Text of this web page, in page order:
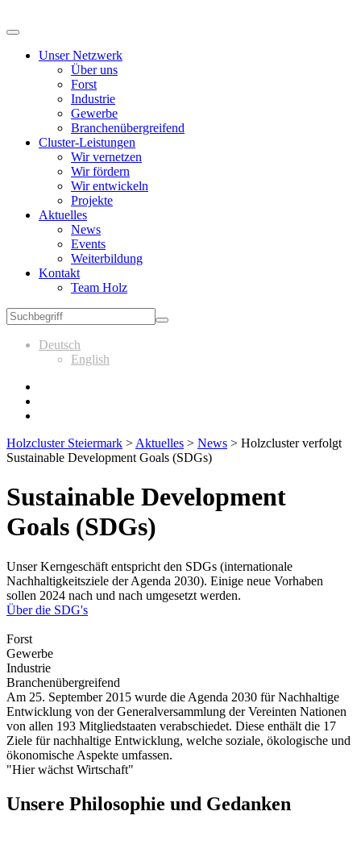
Unser Netzwerk
Über uns
Forst
Industrie
Gewerbe
Branchenübergreifend
Cluster-Leistungen
Wir vernetzen
Wir fördern
Wir entwickeln
Projekte
Aktuelles
News
Events
Weiterbildung
Kontakt
Team Holz
Deutsch
English
Holzcluster Steiermark > Aktuelles > News > Holzcluster verfolgt
Sustainable Development Goals (SDGs)
Sustainable Development
Goals (SDGs)
Unser Kerngeschäft entspricht den SDGs (internationale
Nachhaltigkeitsziele der Agenda 2030). Einige neue Vorhaben
sollen 2024 nach und nach umgesetzt werden.
Über die SDG's
Forst
Gewerbe
Industrie
Branchenübergreifend
Am 25. September 2015 wurde die Agenda 2030 für Nachhaltige
Entwicklung von der Generalversammlung der Vereinten Nationen
von allen 193 Mitgliedstaaten verabschiedet. Diese enthält die 17
Ziele für nachhaltige Entwicklung, welche soziale, ökologische und
ökonomische Aspekte umfassen.
"Hier wächst Wirtschaft"
Unsere Philosophie und Gedanken